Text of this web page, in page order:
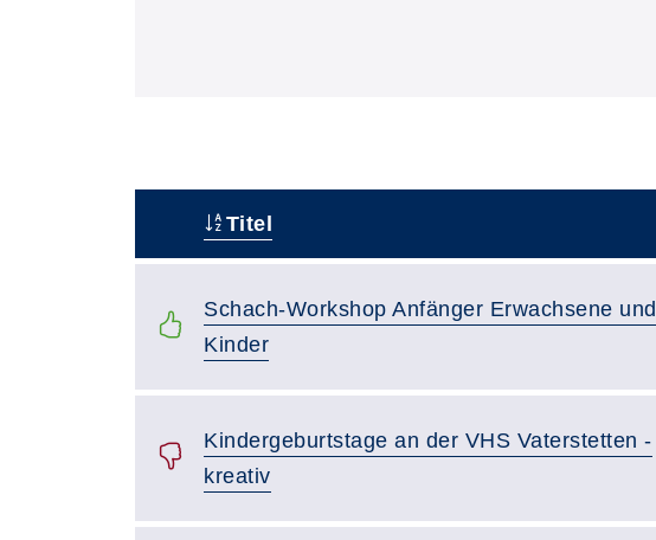
Titel
Schach-Workshop Anfänger Erwachsene und
Kinder
Kindergeburtstage an der VHS Vaterstetten -
kreativ